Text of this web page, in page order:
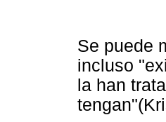
Se puede
incluso
la han